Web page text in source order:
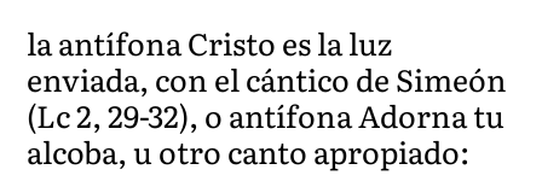
la antífona Cristo es la luz
enviada, con el cántico de Simeón
(Lc 2, 29-32), o antífona Adorna tu
alcoba, u otro canto apropiado: